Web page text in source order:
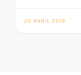
20 AVRIL 2018